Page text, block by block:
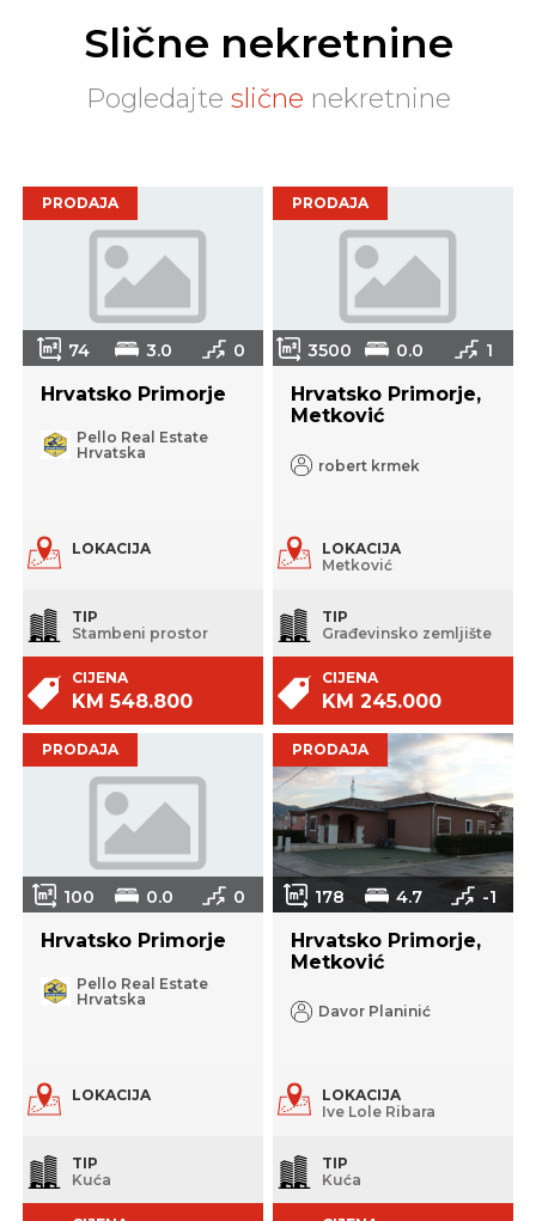
Slične nekretnine
Pogledajte slične nekretnine
PRODAJA
74 3.0 0
Hrvatsko Primorje
Pello Real Estate
Hrvatska
LOKACIJA
TIP
Stambeni prostor
CIJENA
KM 548.800
PRODAJA
3500 0.0 1
Hrvatsko Primorje,
Metković
robert krmek
LOKACIJA
Metković
TIP
Građevinsko zemljište
CIJENA
KM 245.000
PRODAJA
100 0.0 0
Hrvatsko Primorje
Pello Real Estate
Hrvatska
LOKACIJA
TIP
Kuća
PRODAJA
178 4.7 -1
Hrvatsko Primorje,
Metković
Davor Planinić
LOKACIJA
Ive Lole Ribara
TIP
Kuća